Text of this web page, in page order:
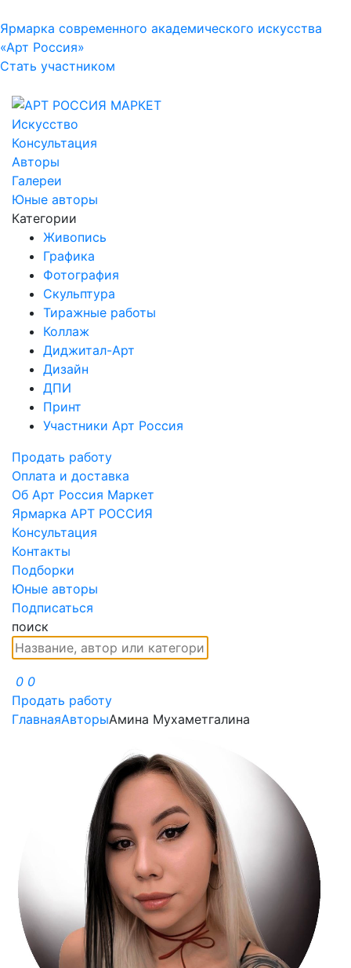
Ярмарка современного академического искусства
«Арт Россия»
Стать участником
Искусство
Консультация
Авторы
Галереи
Юные авторы
Категории
Живопись
Графика
Фотография
Скульптура
Тиражные работы
Коллаж
Диджитал-Арт
Дизайн
ДПИ
Принт
Участники Арт Россия
Продать работу
Оплата и доставка
Об Арт Россия Маркет
Ярмарка АРТ РОССИЯ
Консультация
Контакты
Подборки
Юные авторы
Подписаться
поиск
0 0
Продать работу
ГлавнаяАвторыАмина Мухаметгалина